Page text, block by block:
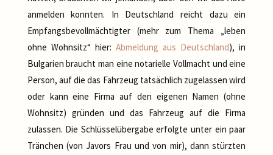
anmelden konnten. In Deutschland reicht dazu ein
Empfangsbevollmächtigter (mehr zum Thema „leben
ohne Wohnsitz“ hier: Abmeldung aus Deutschland), in
Bulgarien braucht man eine notarielle Vollmacht und eine
Person, auf die das Fahrzeug tatsächlich zugelassen wird
oder kann eine Firma auf den eigenen Namen (ohne
Wohnsitz) gründen und das Fahrzeug auf die Firma
zulassen. Die Schlüsselübergabe erfolgte unter ein paar
Tränchen (von Javors Frau und von mir), dann stürzten